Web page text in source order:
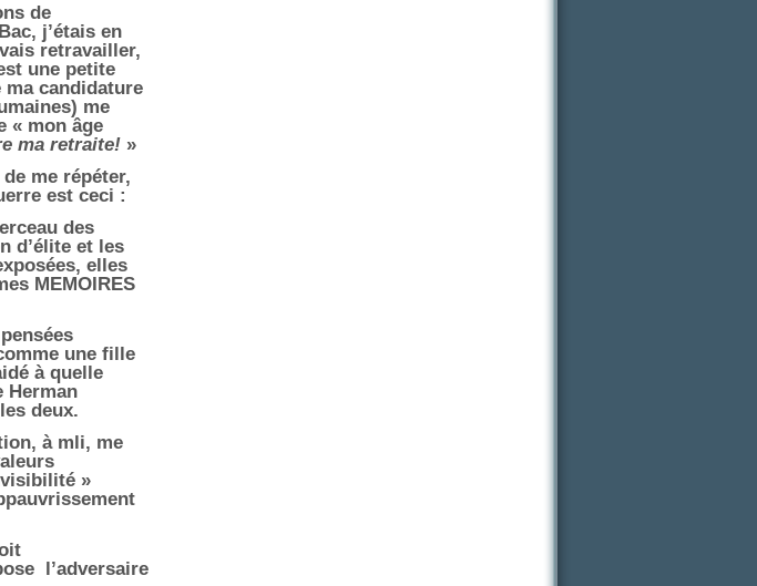
de
j’étais en
retravailler,
une petite
ma candidature
me
« mon âge
ma retraite! »
me répéter,
est ceci :
des
d’élite et les
elles
MEMOIRES
une fille
à quelle
Herman
deux.
à mli, me
»
l’adversaire